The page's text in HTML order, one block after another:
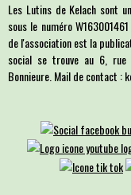
Les Lutins de Kelach sont
sous le numéro
de l'association est la
social se trouve au 6, rue
Bonnieure. Mail de contact :